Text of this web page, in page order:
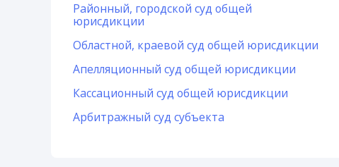
Районный, городской суд общей
юрисдикции
Областной, краевой суд общей юрисдикции
Апелляционный суд общей юрисдикции
Кассационный суд общей юрисдикции
Арбитражный суд субъекта